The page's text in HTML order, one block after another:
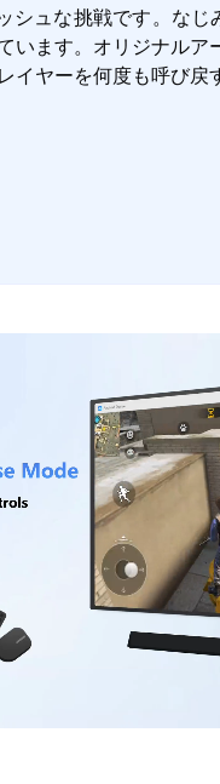
ュな挑戦です。な
ます。オリジナル
ヤーを何度も呼び戻